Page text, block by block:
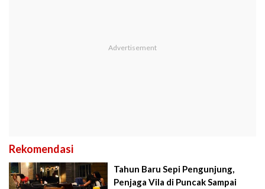
Rekomendasi
Tahun Baru Sepi Pengunjung,
Penjaga Vila di Puncak Sampai